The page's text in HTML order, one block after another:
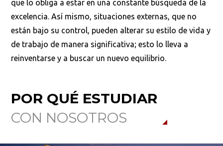
que lo obliga a estar en una constante búsqueda de la
excelencia. Así mismo, situaciones externas, que no
están bajo su control, pueden alterar su estilo de vida y
de trabajo de manera significativa; esto lo lleva a
reinventarse y a buscar un nuevo equilibrio.
POR QUÉ ESTUDIAR
CON NOSOTROS